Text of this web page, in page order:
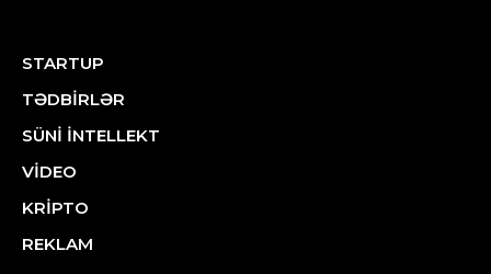
STARTUP
TƏDBİRLƏR
SÜNİ İNTELLEKT
VİDEO
KRİPTO
REKLAM